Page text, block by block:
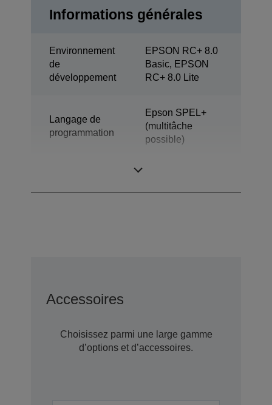
Informations générales
Environnement
de
développement
EPSON RC+ 8.0
Basic, EPSON
RC+ 8.0 Lite
Langage de
programmation
Epson SPEL+
(multitâche
possible)
Accessoires
Choisissez parmi une large gamme
d’options et d’accessoires.